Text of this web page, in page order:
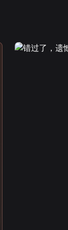
会员